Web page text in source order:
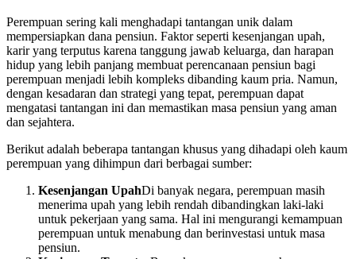
Perempuan sering kali menghadapi tantangan unik dalam
mempersiapkan dana pensiun. Faktor seperti kesenjangan upah,
karir yang terputus karena tanggung jawab keluarga, dan harapan
hidup yang lebih panjang membuat perencanaan pensiun bagi
perempuan menjadi lebih kompleks dibanding kaum pria. Namun,
dengan kesadaran dan strategi yang tepat, perempuan dapat
mengatasi tantangan ini dan memastikan masa pensiun yang aman
dan sejahtera.
Berikut adalah beberapa tantangan khusus yang dihadapi oleh kaum
perempuan yang dihimpun dari berbagai sumber:
Kesenjangan UpahDi banyak negara, perempuan masih
menerima upah yang lebih rendah dibandingkan laki-laki
untuk pekerjaan yang sama. Hal ini mengurangi kemampuan
perempuan untuk menabung dan berinvestasi untuk masa
pensiun.